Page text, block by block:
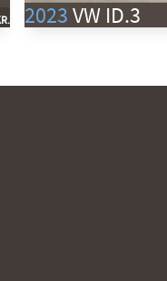
2023VW ID.3